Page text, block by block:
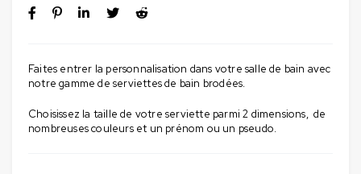
Faites entrer la personnalisation dans votre salle de bain avec
notre gamme de serviettes de bain brodées.
Choisissez la taille de votre serviette parmi 2 dimensions, de
nombreuses couleurs et un prénom ou un pseudo.